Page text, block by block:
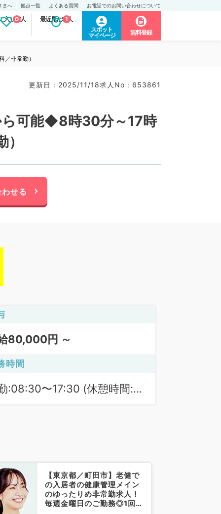
まへ 拠点一覧 よくある質問 お電話でのお問い合わせについて
入り求人
0 最近見た求人
1
スポット
マイページ
無料登録
非常勤）
更新日 : 2025/11/18求人No : 653861
ら可能◆8時30分～17時
せる
80,000円 ～
時間
:08:30〜17:30 (休憩時間:
【東京都／町田市】老健で
の入居者の健康管理メイン
のゆったりめ非常勤求人！
毎週金曜日のご勤務◎1回7